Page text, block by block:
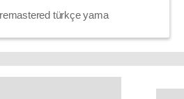
türkçe yama